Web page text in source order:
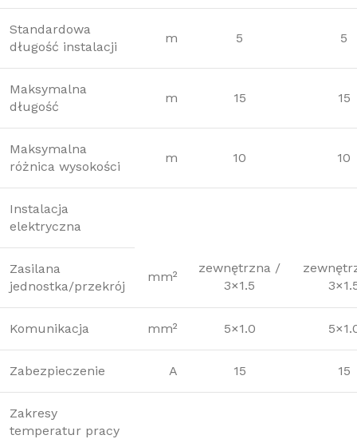
Standardowa
długość instalacji
m 5 5
Maksymalna
długość
m 15 15
Maksymalna
różnica wysokości
m 10 10
Instalacja
elektryczna
Zasilana
jednostka/przekrój
mm²
zewnętrzna /
3×1.5
Komunikacja mm² 5×1.0
Zabezpieczenie A 15 15
Zakresy
temperatur pracy